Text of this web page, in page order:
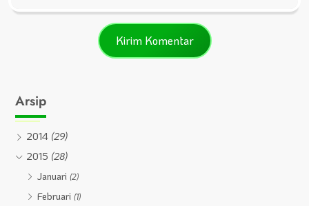
Arsip
2014 (29)
2015 (28)
Januari(2)
Februari(1)